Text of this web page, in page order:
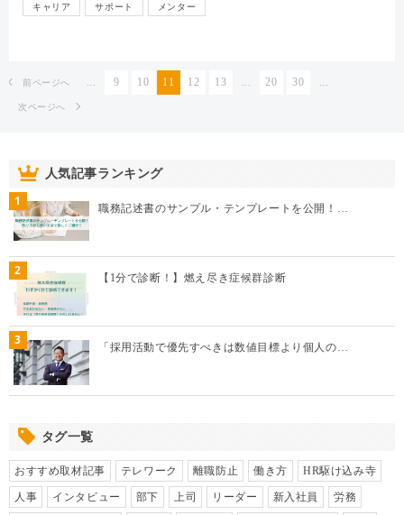
キャリア サポート メンター
前ページへ 9 10 11 12 13 20 30
次ページへ
人気記事ランキング
1 職務記述書のサンプル・テンプレートを公開！…
2 【1分で診断！】燃え尽き症候群診断
3 「採用活動で優先すべきは数値目標より個人の…
タグ一覧
おすすめ取材記事 テレワーク 離職防止 働き方 HR駆け込み寺
人事 インタビュー 部下 上司 リーダー 新入社員 労務